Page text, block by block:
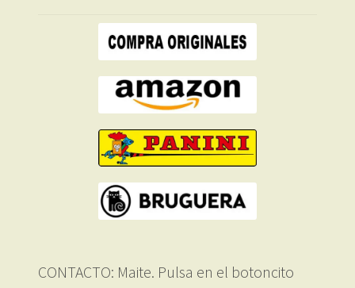
CONTACTO: Maite. Pulsa en el botoncito